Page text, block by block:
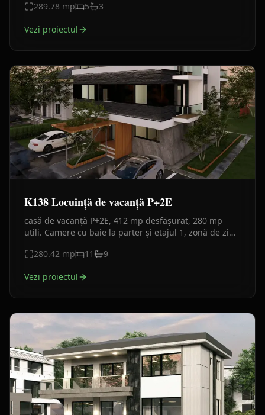
289.78 mp 5 3
Vezi proiectul
K138 Locuință de vacanță P+2E
casă de vacanță P+2E, 412 mp desfășurat, 280 mp
utili. Camere cu baie la parter și etajul 1, zonă de zi
moderna.
280.42 mp 11 9
Vezi proiectul